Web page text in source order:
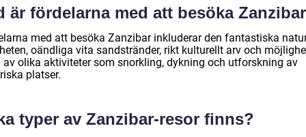
är fördelarna med att besöka
med att besöka Zanzibar inkluderar den fantastiska
oändliga vita sandstränder, rikt kulturellt arv och
av olika aktiviteter som snorkling, dykning och utforskning av
platser.
typer av Zanzibar-resor finns?